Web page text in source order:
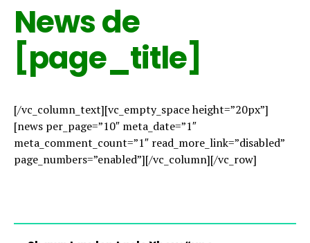
News de
[page_title]
[/vc_column_text][vc_empty_space height=”20px”]
[news per_page=”10″ meta_date=”1″
meta_comment_count=”1″ read_more_link=”disabled”
page_numbers=”enabled”][/vc_column][/vc_row]